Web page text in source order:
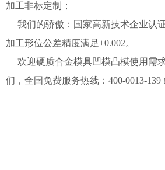
加工非标定制；
我们的骄傲：国家高新技术企业认
加工形位公差精度满足±0.002。
欢迎硬质合金模具凹模凸模使用需
们，全国免费服务热线：400-0013-139 ！